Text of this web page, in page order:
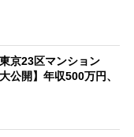
京23区マンション
公開】年収500万円、